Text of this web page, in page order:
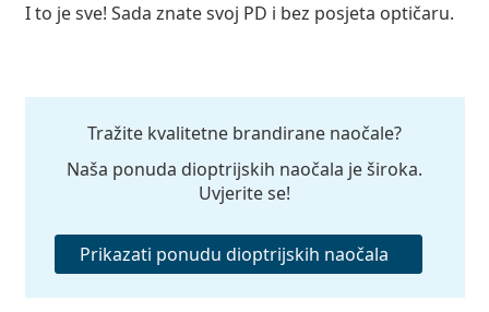
I to je sve! Sada znate svoj PD i bez posjeta optičaru.
Tražite kvalitetne brandirane naočale?
Naša ponuda dioptrijskih naočala je široka.
Uvjerite se!
Prikazati ponudu dioptrijskih naočala